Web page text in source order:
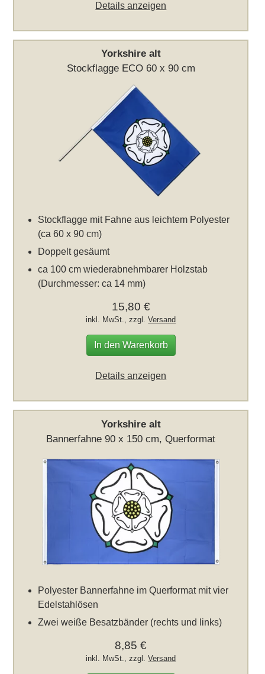
Details anzeigen
Yorkshire alt
Stockflagge ECO 60 x 90 cm
Stockflagge mit Fahne aus leichtem Polyester
(ca 60 x 90 cm)
Doppelt gesäumt
ca 100 cm wiederabnehmbarer Holzstab
(Durchmesser: ca 14 mm)
15,80 €
inkl. MwSt., zzgl.Versand
In den Warenkorb
Details anzeigen
Yorkshire alt
Bannerfahne 90 x 150 cm, Querformat
Polyester Bannerfahne im Querformat mit vier
Edelstahlösen
Zwei weiße Besatzbänder (rechts und links)
8,85 €
inkl. MwSt., zzgl.Versand